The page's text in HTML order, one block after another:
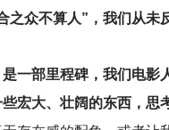
之众不算人”，我们从未
是一部里程碑，我们电
宏大、壮阔的东西，思